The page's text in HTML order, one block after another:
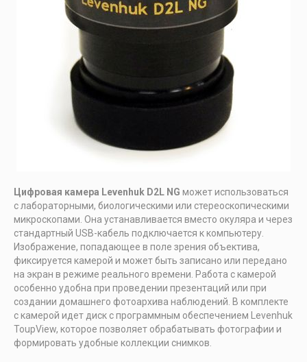
Цифровая камера Levenhuk D2L NG может использоваться
с лабораторными, биологическими или стереоскопическими
микроскопами. Она устанавливается вместо окуляра и через
стандартный USB-кабель подключается к компьютеру.
Изображение, попадающее в поле зрения объектива,
фиксируется камерой и может быть записано или передано
на экран в режиме реального времени. Работа с камерой
особенно удобна при проведении презентаций или при
создании домашнего фотоархива наблюдений. В комплекте
с камерой идет диск с программным обеспечением Levenhuk
ToupView, которое позволяет обрабатывать фотографии и
формировать удобные коллекции снимков.